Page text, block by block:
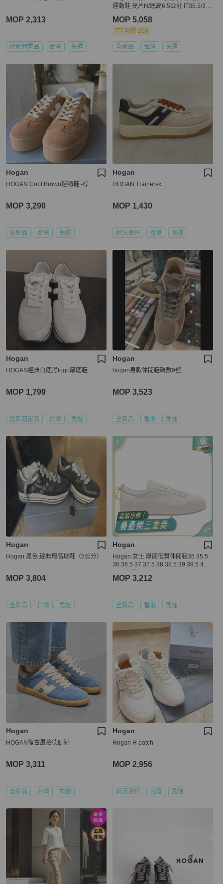
MOP 2,313
近新閒置品 台灣 免運
運動鞋 亮片H/底高6.5公分 IT36.5/37/
MOP 5,058
現折 200
全新品 台灣 免運
Hogan
HOGAN Cool Brown運動鞋 -棕
MOP 3,290
全新品 台灣 免運
Hogan
HOGAN Trainersx
MOP 1,430
狀況良好 香港 免運
Hogan
HOGAN經典白底黑logo厚底鞋
MOP 1,799
近新閒置品 台灣 免運
Hogan
hogan男款休閒鞋碼數9號
MOP 3,523
全新品 香港 免運
Hogan
Hogan 黑色 經典增高球鞋（5公分）
MOP 3,804
全新品 台灣 免運
Hogan
Hogan 女士 厚底低幫休閒鞋35 35.5
36 36.5 37 37.5 38 38.5 39 39.5 40 4
MOP 3,212
全新品 香港 免運
Hogan
HOGAN復古風格德訓鞋
MOP 3,311
全新品 台灣 免運
Hogan
Hogan H patch
MOP 2,956
狀況良好 台灣 免運